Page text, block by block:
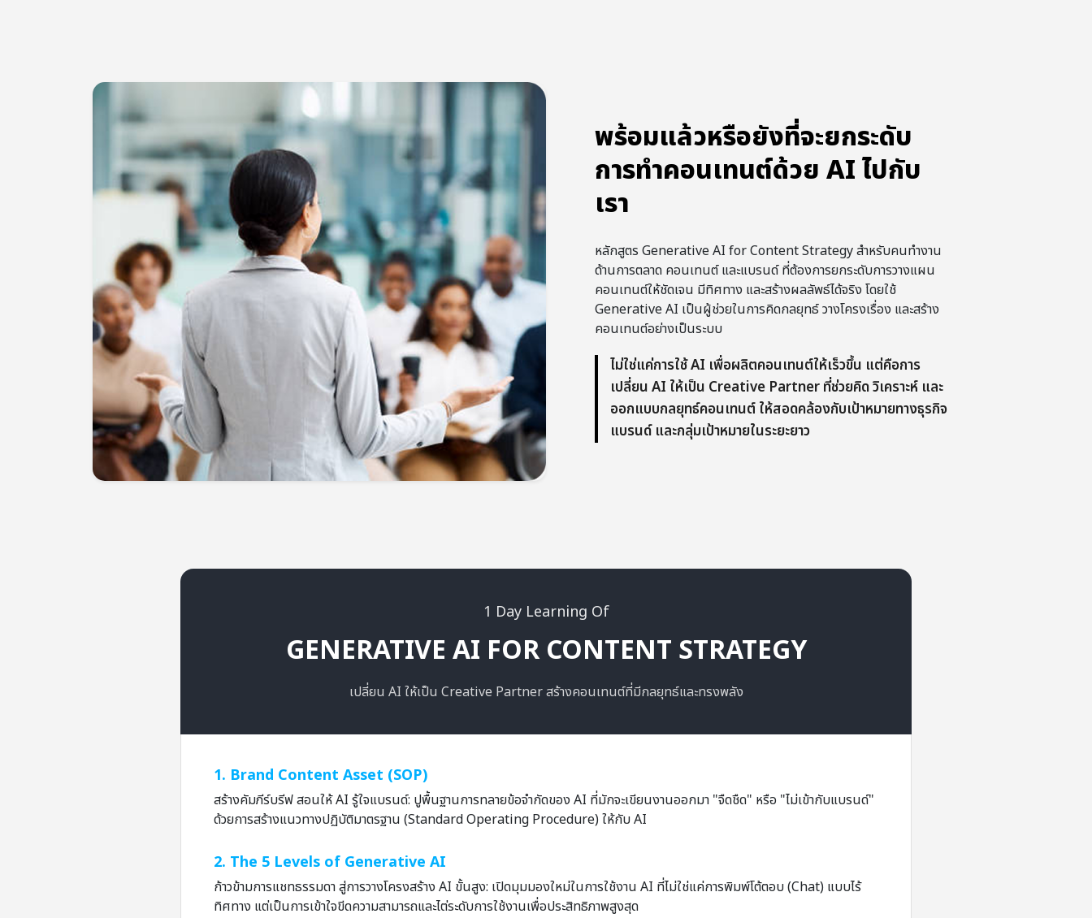
พร้อมแล้วหรือยังที่จะยกระดับ
การทำคอนเทนต์ด้วย AI ไปกับ
เรา
หลักสูตร Generative AI for Content Strategy สำหรับคนทำงาน
ด้านการตลาด คอนเทนต์ และแบรนด์ ที่ต้องการยกระดับการวางแผน
คอนเทนต์ให้ชัดเจน มีทิศทาง และสร้างผลลัพธ์ได้จริง โดยใช้
Generative AI เป็นผู้ช่วยในการคิดกลยุทธ์ วางโครงเรื่อง และสร้าง
คอนเทนต์อย่างเป็นระบบ
ไม่ใช่แค่การใช้ AI เพื่อผลิตคอนเทนต์ให้เร็วขึ้น แต่คือการ
เปลี่ยน AI ให้เป็น Creative Partner ที่ช่วยคิด วิเคราะห์ และ
ออกแบบกลยุทธ์คอนเทนต์ ให้สอดคล้องกับเป้าหมายทางธุรกิจ
แบรนด์ และกลุ่มเป้าหมายในระยะยาว
1 Day Learning Of
GENERATIVE AI FOR CONTENT STRATEGY
เปลี่ยน AI ให้เป็น Creative Partner สร้างคอนเทนต์ที่มีกลยุทธ์และทรงพลัง
1. Brand Content Asset (SOP)
สร้างคัมภีร์บรีฟ สอนให้ AI รู้ใจแบรนด์: ปูพื้นฐานการทลายข้อจำกัดของ AI ที่มักจะเขียนงานออกมา "จืดชืด" หรือ "ไม่เข้ากับแบรนด์"
ด้วยการสร้างแนวทางปฏิบัติมาตรฐาน (Standard Operating Procedure) ให้กับ AI
2. The 5 Levels of Generative AI
ก้าวข้ามการแชทธรรมดา สู่การวางโครงสร้าง AI ขั้นสูง: เปิดมุมมองใหม่ในการใช้งาน AI ที่ไม่ใช่แค่การพิมพ์โต้ตอบ (Chat) แบบไร้
ทิศทาง แต่เป็นการเข้าใจขีดความสามารถและไต่ระดับการใช้งานเพื่อประสิทธิภาพสูงสุด